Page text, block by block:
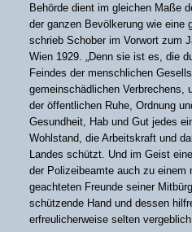
Behörde dient im gleichen Maße
der ganzen Bevölkerung wie eine
schrieb Schober im Vorwort zum
Wien 1929. „Denn sie ist es, die
Feindes der menschlichen
gemeinschädlichen Verbrechens,
der öffentlichen Ruhe, Ordnung
Gesundheit, Hab und Gut jedes
Wohlstand, die Arbeitskraft und
Landes schützt. Und im Geist
der Polizeibeamte auch zu einem
geachteten Freunde seiner
schützende Hand und dessen
erfreulicherweise selten